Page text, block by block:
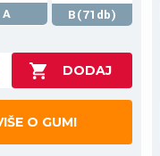
A
B(71db)
O GUMI